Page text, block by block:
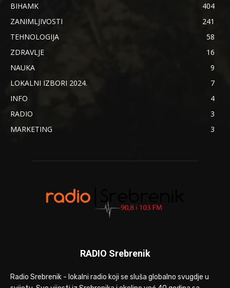
BIHAMK
404
ZANIMLJIVOSTI
241
TEHNOLOGIJA
58
ZDRAVLJE
16
NAUKA
9
LOKALNI IZBORI 2024.
7
INFO
4
RADIO
3
MARKETING
3
RADIO Srebrenik
Radio Srebrenik - lokalni radio koji se sluša globalno svugdje u